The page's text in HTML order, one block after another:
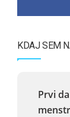
KDAJ SEM
Prvi